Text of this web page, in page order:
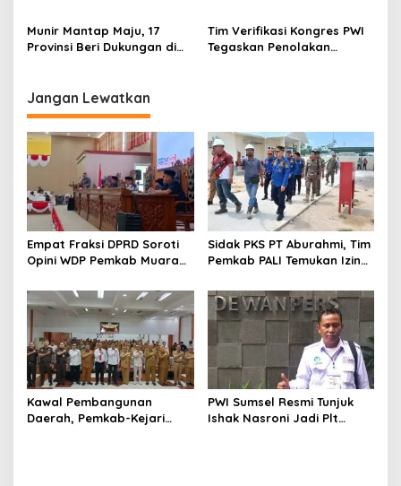
Munir Mantap Maju, 17
Provinsi Beri Dukungan di
Tim Verifikasi Kongres PWI
Tegaskan Penolakan
Jangan Lewatkan
Empat Fraksi DPRD Soroti
Opini WDP Pemkab Muara
Kelola Keuangan
Sidak PKS PT Aburahmi, Tim
Pemkab PALI Temukan Izin
Kawal Pembangunan
Daerah, Pemkab-Kejari
PWI Sumsel Resmi Tunjuk
Ishak Nasroni Jadi Plt